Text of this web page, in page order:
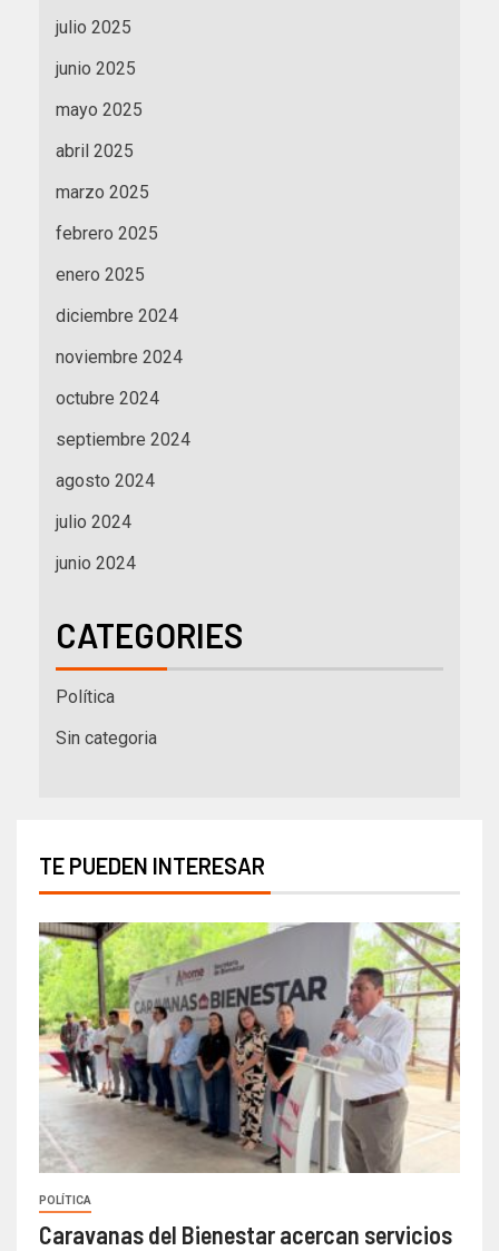
julio 2025
junio 2025
mayo 2025
abril 2025
marzo 2025
febrero 2025
enero 2025
diciembre 2024
noviembre 2024
octubre 2024
septiembre 2024
agosto 2024
julio 2024
junio 2024
CATEGORIES
Política
Sin categoria
TE PUEDEN INTERESAR
POLÍTICA
Caravanas del Bienestar acercan servicios